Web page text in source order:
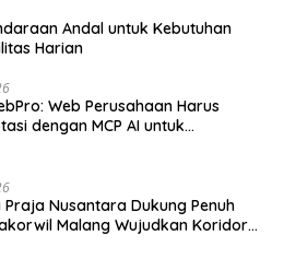
Andal untuk Kebutuhan
Harian
Web Perusahaan Harus
dengan MCP AI untuk
Praja Nusantara Dukung Penuh
Malang Wujudkan Koridor